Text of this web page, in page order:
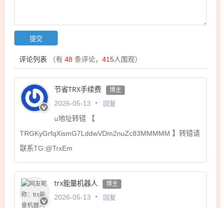
评论列表 （有 48 条评论， 415人围观）
节省TRX手续费 博主
2026-05-13 回复
u地址转错 【
TRGKyGrfqXismG7LddwVDm2nuZc83MMMMM 】转错请
联系TG:@TrxEm
trx能量机器人 博主
2026-05-13 回复